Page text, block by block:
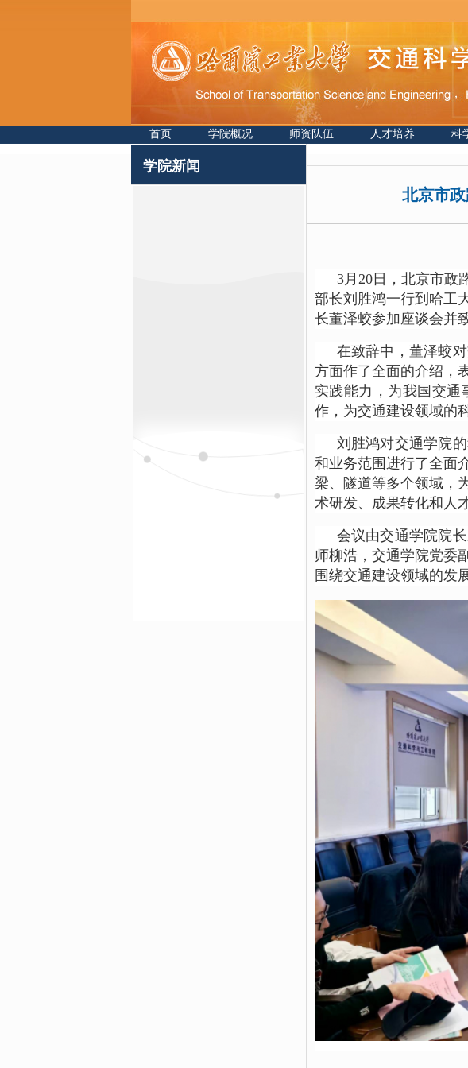
首页 学院概况 师资队伍 人才培养 科
学院新闻
北京市
3月 20日，北京市政
部长刘胜鸿一行到哈工
长董泽蛟参加座谈会并致
在致辞中，董泽蛟
方面作了全面的介绍，
实践能力，为我国交通
作，为交通建设领域的
刘胜鸿对交通学院
和业务范围进行了全面
梁、隧道等多个领域，
术研发、成果转化和人
会议由交通学院院
师柳浩，交通学院党委
围绕交通建设领域的发